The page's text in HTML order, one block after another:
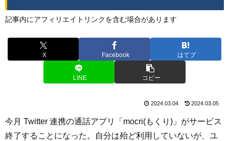
記事内にアフィリエイトリンクを含む場合があります
X Facebook はてブ
LINE コピー
2024.03.04 2024.03.05
今月 Twitter 連携の通話アプリ「mocri(もくり)」がサービス
終了することになった。自分は殆ど利用していないが、ユ